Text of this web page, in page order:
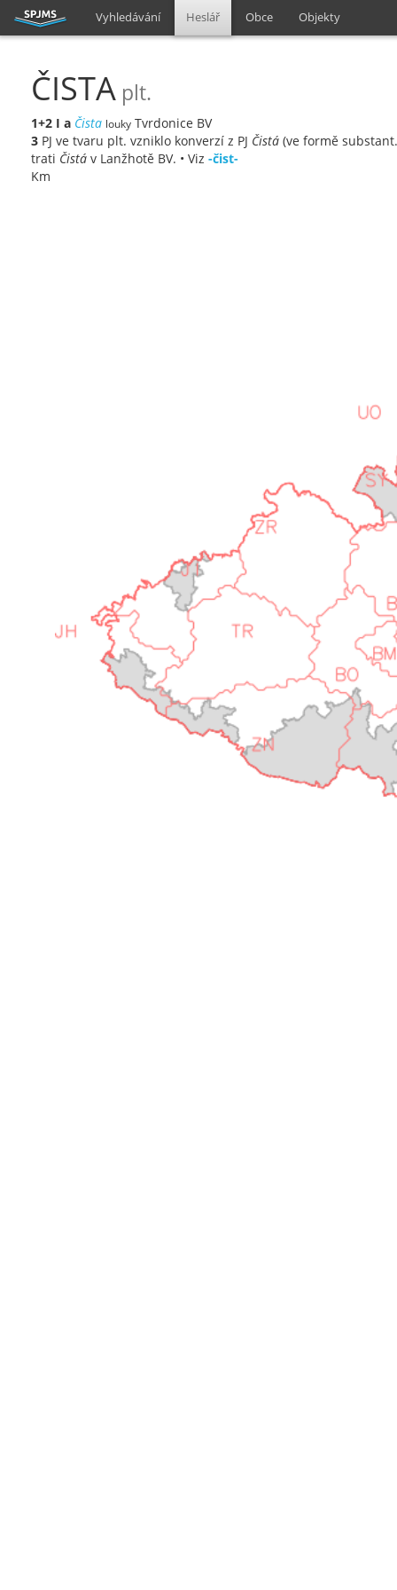
Vyhledávání Heslář Obce Objekty
ČISTA plt.
1+2 I a Čista louky Tvrdonice BV
3 PJ ve tvaru plt. vzniklo konverzí z PJ Čistá (ve formě
trati Čistá v Lanžhotě BV. • Viz -čist-
Km